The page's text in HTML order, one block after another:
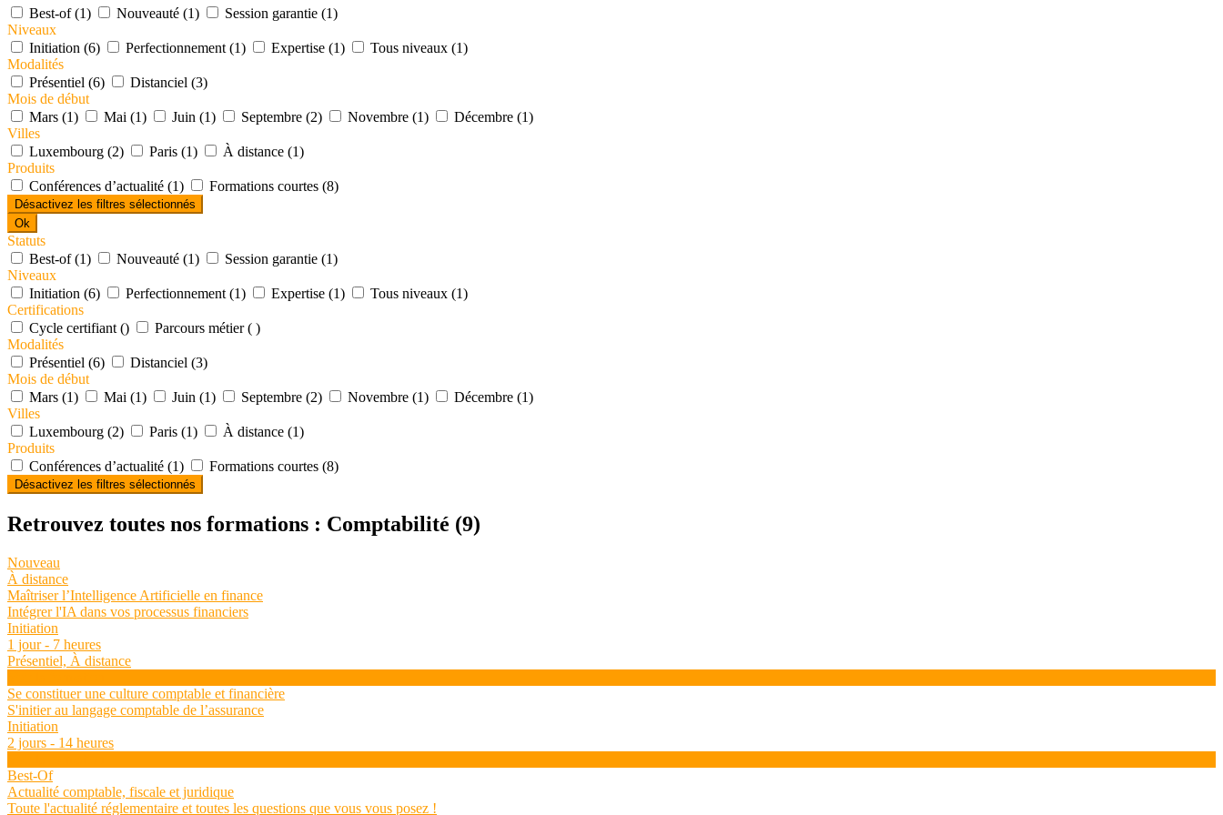
Best-of (1)
Nouveauté (1)
Session garantie (1)
Niveaux
Initiation (6)
Perfectionnement (1) Expertise (1)
Tous niveaux (1)
Modalités
Présentiel (6)
Distanciel (3)
Mois de début
Mars (1)
Mai (1) Juin (1) Septembre (2) Novembre (1)
Décembre (1)
Villes
Luxembourg (2)
Paris (1)
À distance (1)
Produits
Conférences d’actualité (1)
Formations courtes (8)
Désactivez les filtres sélectionnés
Ok
Statuts
Best-of (1)
Nouveauté (1)
Session garantie (1)
Niveaux
Initiation (6)
Perfectionnement (1) Expertise (1)
Tous niveaux (1)
Certifications
Cycle certifiant ()
Parcours métier ( )
Modalités
Présentiel (6)
Distanciel (3)
Mois de début
Mars (1)
Mai (1) Juin (1) Septembre (2) Novembre (1)
Décembre (1)
Villes
Luxembourg (2)
Paris (1)
À distance (1)
Produits
Conférences d’actualité (1)
Formations courtes (8)
Désactivez les filtres sélectionnés
Retrouvez toutes nos formations : Comptabilité (9)
Nouveau
À distance
Maîtriser l’Intelligence Artificielle en finance
Intégrer l'IA dans vos processus financiers
Initiation
1 jour - 7 heures
Présentiel, À distance
Se constituer une culture comptable et financière
S'initier au langage comptable de l’assurance
Initiation
2 jours - 14 heures
Best-Of
Actualité comptable, fiscale et juridique
Toute l'actualité réglementaire et toutes les questions que vous vous posez !